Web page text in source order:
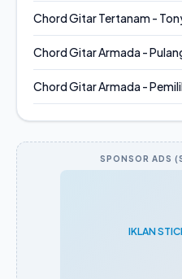
Chord Gitar Tertanam -
Chord Gitar Armada -
Chord Gitar Armada -
SPONSOR ADS
IKLAN